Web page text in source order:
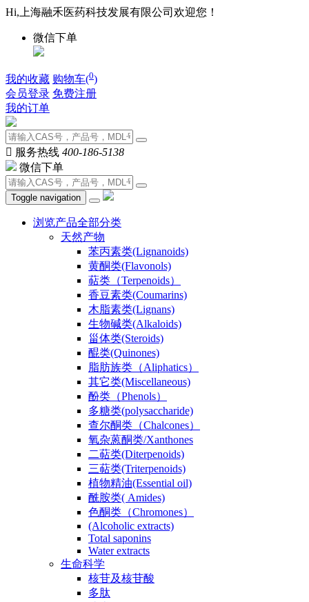
Hi,上海融禾医药科技发展有限公司欢迎您！
微信下单
我的收藏 购物车(0)
会员登录 免费注册
我的订单
 服务热线 400-186-5138
微信下单
Toggle navigation
浏览产品全部分类
天然产物
苯丙素类(Lignanoids)
黄酮类(Flavonols)
萜类（Terpenoids）
香豆素类(Coumarins)
木脂素类(Lignans)
生物碱类(Alkaloids)
甾体类(Steroids)
醌类(Quinones)
脂肪族类（Aliphatics）
其它类(Miscellaneous)
酚类（Phenols）
多糖类(polysaccharide)
查尔酮类（Chalcones）
氧杂蒽酮类/Xanthones
二萜类(Diterpenoids)
三萜类(Triterpenoids)
植物精油(Essential oil)
酰胺类( Amides)
色酮类（Chromones）
(Alcoholic extracts)
Total saponins
Water extracts
生命科学
核苷及核苷酸
多肽